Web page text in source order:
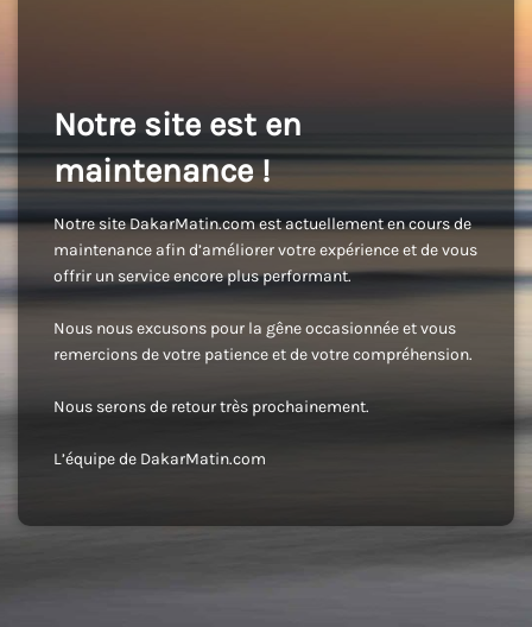
Notre site est en
maintenance !
Notre site DakarMatin.com est actuellement en cours de
maintenance afin d’améliorer votre expérience et de vous
offrir un service encore plus performant.
Nous nous excusons pour la gêne occasionnée et vous
remercions de votre patience et de votre compréhension.
Nous serons de retour très prochainement.
L’équipe de DakarMatin.com